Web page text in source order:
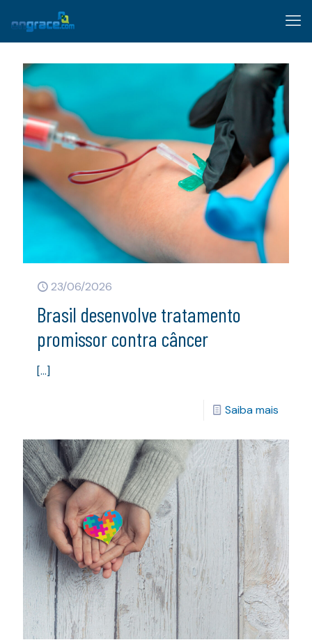
23/06/2026
Brasil desenvolve tratamento
promissor contra câncer
[…]
Saiba mais